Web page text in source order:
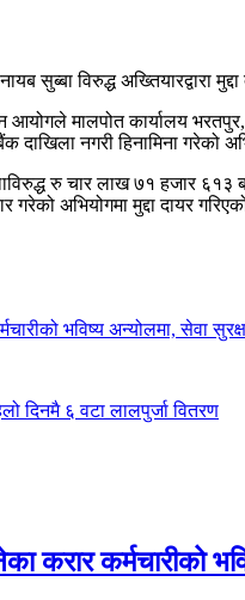
मालपोत कार्यालय भरतपुर,
नगरी हिनामिना गरेको
रु चार लाख ७१ हजार ६१३
अभियोगमा मुद्दा दायर
भविष्य अन्योलमा, सेवा
दिनमै ६ वटा लालपुर्जा वितरण
करार कर्मचारीको